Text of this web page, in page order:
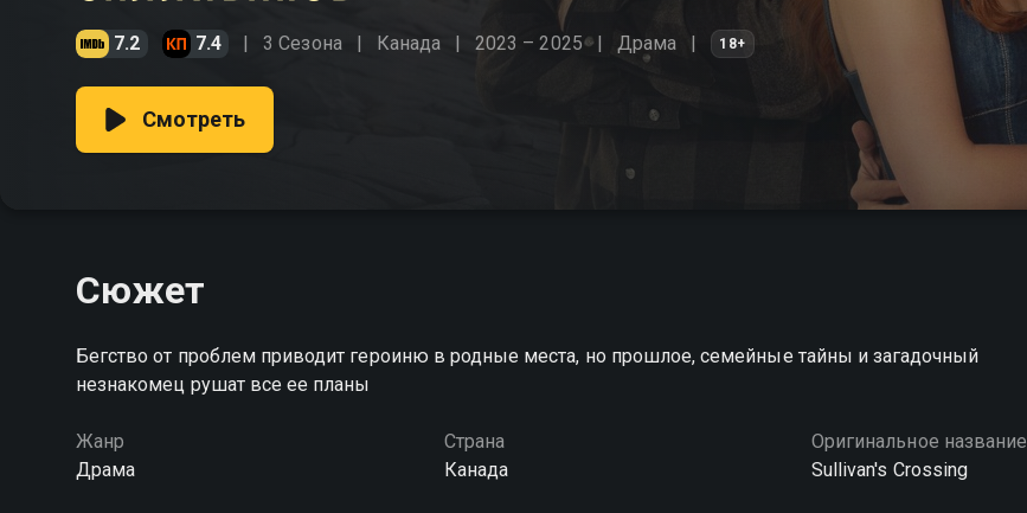
7.2 7.4 3 Сезона Канада 2023 – 2025 Драма 18+
Смотреть
Сюжет
Бегство от проблем приводит героиню в родные места, но прошлое, семейные тайны и загадочный
незнакомец рушат все ее планы
Жанр
Драма
Страна
Канада
Оригинальное название
Sullivan's Crossing